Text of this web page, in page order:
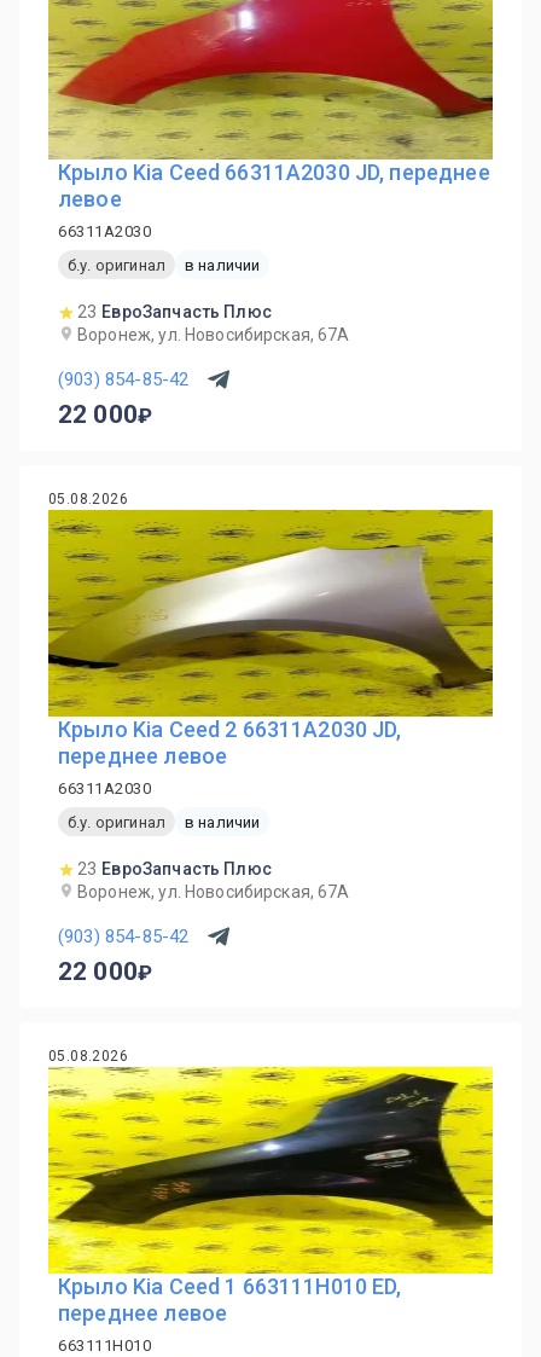
Крыло Kia Ceed 66311A2030 JD, переднее
левое
66311A2030
б.у. оригинал
в наличии
23 ЕвроЗапчасть Плюс
Воронеж, ул. Новосибирская, 67А
(903) 854-85-42
22 000
05.08.2026
Крыло Kia Ceed 2 66311A2030 JD,
переднее левое
66311A2030
б.у. оригинал
в наличии
23 ЕвроЗапчасть Плюс
Воронеж, ул. Новосибирская, 67А
(903) 854-85-42
22 000
05.08.2026
Крыло Kia Ceed 1 663111H010 ED,
переднее левое
663111H010